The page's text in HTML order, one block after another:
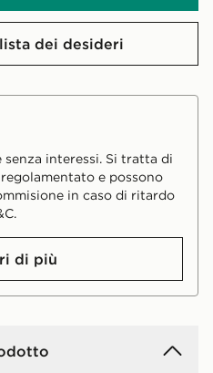
dei desideri
interessi. Si tratta di
e possono
in caso di ritardo
di più